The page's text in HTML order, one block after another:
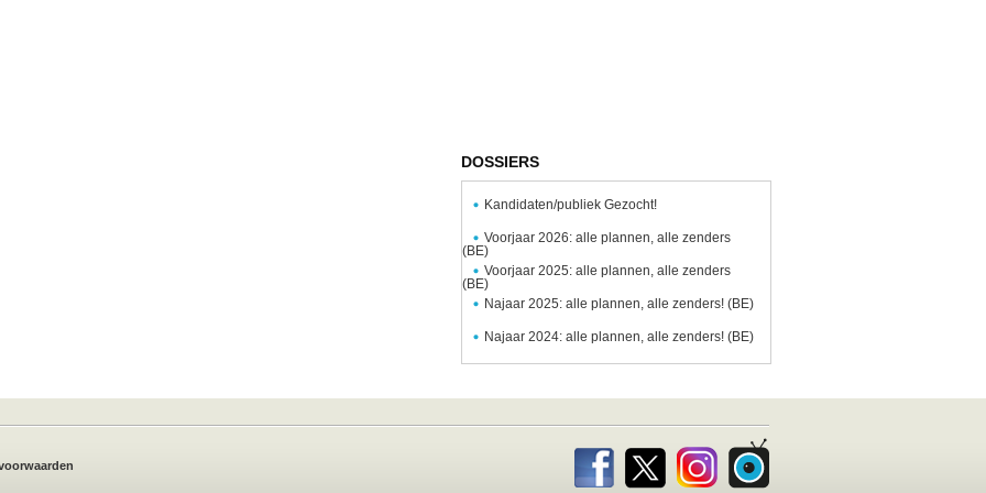
DOSSIERS
Kandidaten/publiek Gezocht!
Voorjaar 2026: alle plannen, alle zenders
(BE)
Voorjaar 2025: alle plannen, alle zenders
(BE)
Najaar 2025: alle plannen, alle zenders! (BE)
Najaar 2024: alle plannen, alle zenders! (BE)